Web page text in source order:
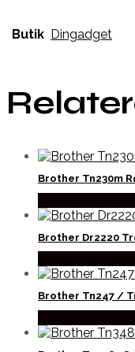
Butik Dingadget
Brother Tn230m
Brother Dr2220
Brother Tn247 /